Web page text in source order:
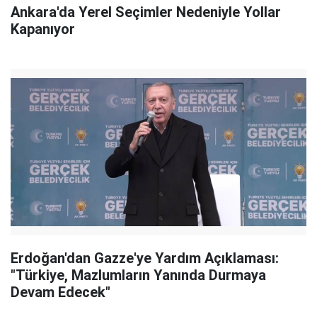
Ankara'da Yerel Seçimler Nedeniyle Yollar
Kapanıyor
Erdoğan'dan Gazze'ye Yardım Açıklaması:
"Türkiye, Mazlumların Yanında Durmaya
Devam Edecek"